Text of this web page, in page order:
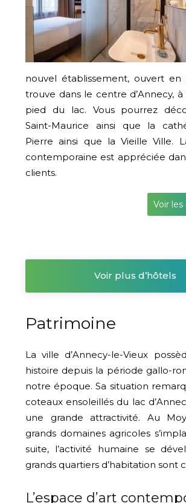
nouvel établissement, ouvert en
trouve dans le centre d’Annecy, à
pied du lac. Vous pourrez
Saint-Maurice ainsi que la
Pierre ainsi que la Vieille Ville.
contemporaine est appréciée
clients.
Voir
Voir plus d’hôtels
Patrimoine
La ville d’Annecy-le-Vieux
histoire depuis la période gallo-
notre époque. Sa situation
coteaux ensoleillés du lac
une grande attractivité. Au
grands domaines agricoles
suite, l’activité humaine se
grands quartiers d’habitation sont
L’espace d’art